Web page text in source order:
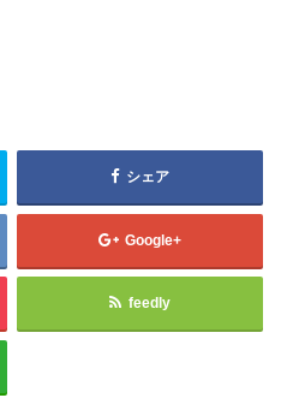
シェア
Google+
feedly